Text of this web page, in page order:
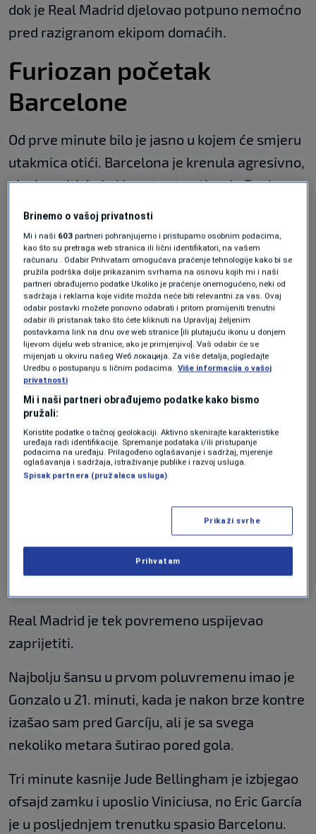
dok je Real Madrid djelovao potpuno nemoćno
pred razigranom ekipom domaćih.
Furiozan početak
Barcelone
Od prve minute bilo je jasno u kojem će smjeru
utakmica otići. Barcelona je krenula agresivno,
visoko pritiskala i konstantno tjerala Real na
greške.
Prvu eksploziju oduševljenja na Camp Nouu
izazvao je Marcus Rashford u devetoj minuti.
Barcelona je dobila slobodan udarac na oko 17
metara od gola, a engleski napadač
maestralno pogodio mrežu Thibauta Courtoisa
za 1:0.
Katalonci nisu stali ni nakon vodećeg gola.
Samo devet minuta kasnije uslijedila je akcija
koja je oduševila sve ljubitelje fudbala. Gerard
Martín je pronašao Danija Olma, koji petom
napadač rutinski pogađa za velikih 2:0.
Real propustio rijetke
prilike
Real Madrid je tek povremeno uspijevao
zaprijetiti.
Najbolju šansu u prvom poluvremenu imao je
Gonzalo u 21. minuti, kada je nakon brze kontre
izašao sam pred Garcíju, ali je sa svega
nekoliko metara šutirao pored gola.
Tri minute kasnije Jude Bellingham je izbjegao
ofsajd zamku i uposlio Viniciusa, no Eric García
je u posljednjem trenutku spasio Barcelonu.
Brinemo o vašoj privatnosti
Mi i naši 603 partneri pohranjujemo i pristupamo osobnim podacima,
kao što su pretraga web stranica ili lični identifikatori, na vašem
računaru . Odabir Prihvatam omogućava praćenje tehnologije kako bi se
pružila podrška dolje prikazanim svrhama na osnovu kojih mi i naši
partneri obrađujemo podatke Ukoliko je praćenje onemogućeno, neki od
sadržaja i reklama koje vidite možda neće biti relevantni za vas. Ovaj
odabir postavki možete ponovno odabrati i pritom promijeniti trenutni
odabir ili pristanak tako što ćete kliknuti na Upravljaj željenim
postavkama link na dnu ove web stranice [ili plutajuću ikonu u donjem
lijevom dijelu web stranice, ako je primjenjivo]. Vaš odabir će se
mijenjati u okviru našeg Wеб локација. Za više detalja, pogledajte
Uredbu o postupanju s ličnim podacima. Više informacija o vašoj
privatnosti
Mi i naši partneri obrađujemo podatke kako bismo
pružali:
Koristite podatke o tačnoj geolokaciji. Aktivno skenirajte karakteristike
uređaja radi identifikacije. Spremanje podataka i/ili pristupanje
podacima na uređaju. Prilagođeno oglašavanje i sadržaj, mjerenje
oglašavanja i sadržaja, istraživanje publike i razvoj usluga.
Spisak partnera (pružalaca usluga)
Prikaži svrhe
Prihvatam